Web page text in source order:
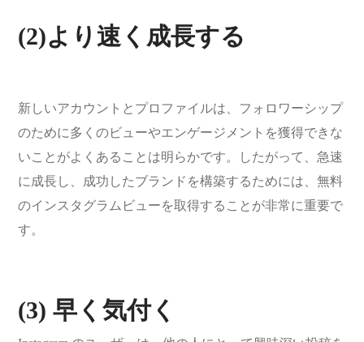
(2)より速く成長する
新しいアカウントとプロファイルは、フォロワーシップ
のために多くのビューやエンゲージメントを獲得できな
いことがよくあることは明らかです。したがって、急速
に成長し、成功したブランドを構築するためには、無料
のインスタグラムビューを取得することが非常に重要で
す。
(3) 早く気付く